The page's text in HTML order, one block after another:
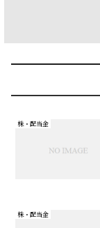
株・配当金
株・配当金